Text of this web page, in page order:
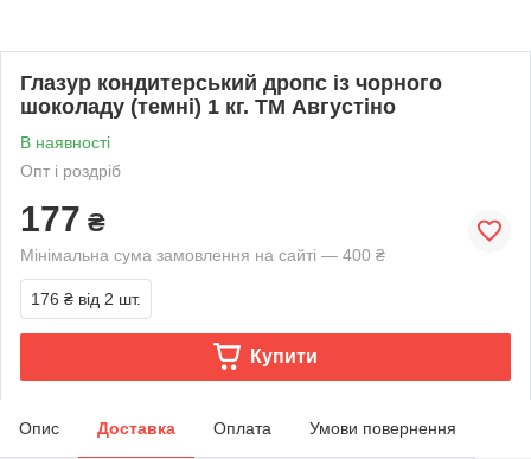
Глазур кондитерський дропс із чорного
шоколаду (темні) 1 кг. ТМ Августіно
В наявності
Опт і роздріб
177 ₴
Мінімальна сума замовлення на сайті — 400 ₴
176 ₴ від 2 шт.
Купити
Опис Доставка Оплата Умови повернення